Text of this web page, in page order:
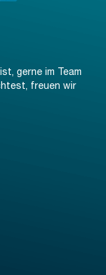
gerne im Team
freuen wir